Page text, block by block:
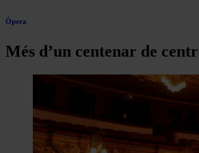
Òpera
Més d’un centenar de